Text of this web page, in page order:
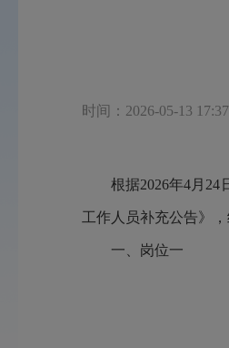
时间：2026-05-13 17:37
根据2026年4月24
工作人员补充公告》
一、岗位一